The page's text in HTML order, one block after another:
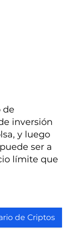
de
inversión
y luego
ser a
límite que
de Criptos